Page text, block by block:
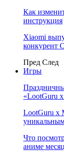
Как
инструкция
Xiaomi
конкурент
Пред След
Игры
«LootGuru
LootGuru x
Что
аниме